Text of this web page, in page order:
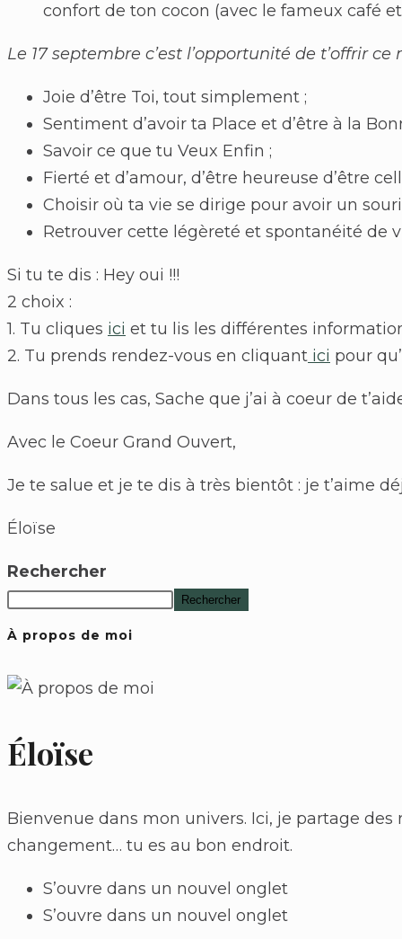
confort de ton cocon (avec le fameux café
Le 17 septembre c’est l’opportunité de t’offrir
Joie d’être Toi, tout simplement ;
Sentiment d’avoir ta Place et d’être à la
Savoir ce que tu Veux Enfin ;
Fierté et d’amour, d’être heureuse d’être
Choisir où ta vie se dirige pour avoir un
Retrouver cette légèreté et spontanéité de
Si tu te dis : Hey oui !!!
2 choix :
1. Tu cliques ici et tu lis les différentes
2. Tu prends rendez-vous en cliquant ici pour
Dans tous les cas, Sache que j’ai à coeur de
Avec le Coeur Grand Ouvert,
Je te salue et je te dis à très bientôt : je t’aime
Éloïse
Rechercher
Rechercher
À propos de moi
Éloïse
Bienvenue dans mon univers. Ici, je partage
changement… tu es au bon endroit.
S’ouvre dans un nouvel onglet
S’ouvre dans un nouvel onglet